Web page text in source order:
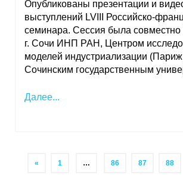
Опубликованы презентации и
выступлений LVIII Российско-
семинара. Сессия была совместно
г. Сочи ИНП РАН, Центром
моделей индустриализации
Сочинским государственным
Далее...
« 1 … 86 87 88